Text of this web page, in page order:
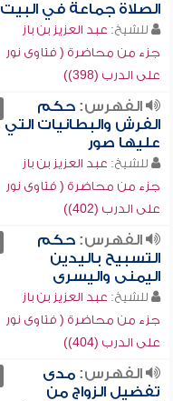
الصلاة جماعة في البيت
للشيخ: عبد العزيز بن باز
جزء من محاضرة ( فتاوى نور
على الدرب (398))
الفهرس:حكم
الفرش والبطانيات التي
عليها صور
للشيخ: عبد العزيز بن باز
جزء من محاضرة ( فتاوى نور
على الدرب (402))
الفهرس:حكم
التسبيح باليدين
اليمنى واليسرى
للشيخ: عبد العزيز بن باز
جزء من محاضرة ( فتاوى نور
على الدرب (404))
الفهرس:مدى
تفضيل الزواج من